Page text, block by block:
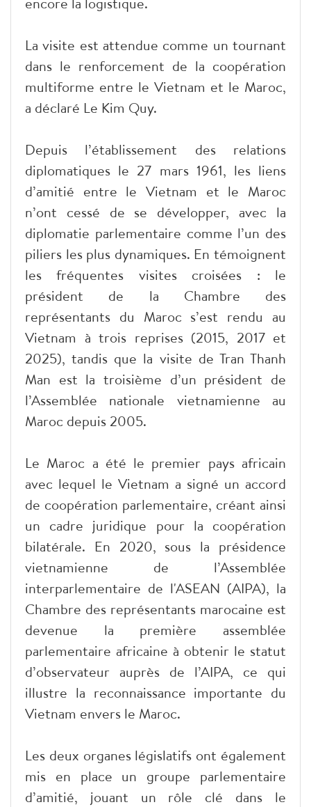
La visite est attendue comme un tournant
dans le renforcement de la coopération
multiforme entre le Vietnam et le Maroc,
a déclaré Le Kim Quy.
Depuis l’établissement des relations
diplomatiques le 27 mars 1961, les liens
d’amitié entre le Vietnam et le Maroc
n’ont cessé de se développer, avec la
diplomatie parlementaire comme l’un des
piliers les plus dynamiques. En témoignent
les fréquentes visites croisées : le
président de la Chambre des
représentants du Maroc s’est rendu au
Vietnam à trois reprises (2015, 2017 et
2025), tandis que la visite de Tran Thanh
Man est la troisième d’un président de
l’Assemblée nationale vietnamienne au
Maroc depuis 2005.
Le Maroc a été le premier pays africain
avec lequel le Vietnam a signé un accord
de coopération parlementaire, créant ainsi
un cadre juridique pour la coopération
bilatérale. En 2020, sous la présidence
vietnamienne de l’Assemblée
interparlementaire de l'ASEAN (AIPA), la
Chambre des représentants marocaine est
devenue la première assemblée
parlementaire africaine à obtenir le statut
d’observateur auprès de l’AIPA, ce qui
illustre la reconnaissance importante du
Vietnam envers le Maroc.
Les deux organes législatifs ont également
mis en place un groupe parlementaire
d’amitié, jouant un rôle clé dans le